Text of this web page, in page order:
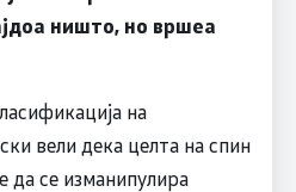
ништо, но вршеа
на
вели дека целта на спин
да се изманипулира